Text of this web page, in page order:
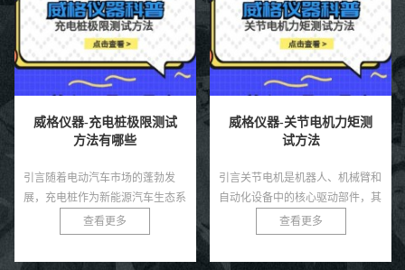
威格仪器-充电桩极限测试
方法有哪些
引言随着电动汽车市场的蓬勃发
展，充电桩作为新能源汽车生态系
统的核心基础设施，其性能和可靠
性直接影响用户体验和电网安全。
查看更多
威格仪器-关节电机力矩测
试方法
引言关节电机是机器人、机械臂和
自动化设备中的核心驱动部件，其
力矩输出直接决定了系统的运动精
度、负载能力和稳定性。无论是工
查看更多